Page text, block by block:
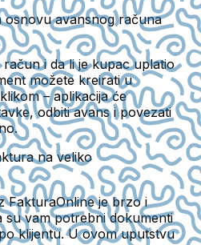
osnovu avansnog računa
račun i da li je kupac uplatio
možete kreirati u
– aplikacija će
odbiti avans i povezati
na veliko
FakturaOnline je brzo i
vam potrebni dokumenti
klijentu. U ovom uputstvu